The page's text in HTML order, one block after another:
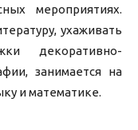
мероприятиях.
ухаживать
декоративно-
занимается на
и математике.